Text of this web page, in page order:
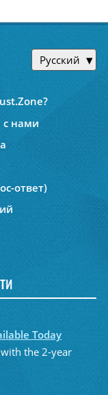
Русский
с нами
ответ)
Today
with the 2-year